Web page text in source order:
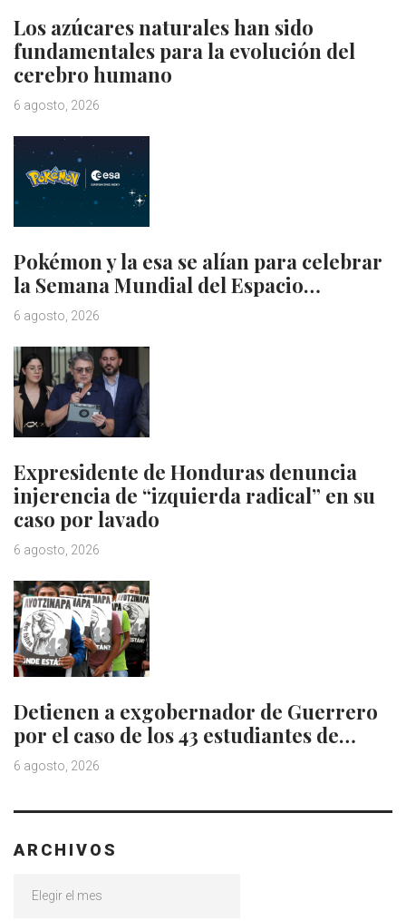
Los azúcares naturales han sido
fundamentales para la evolución del
cerebro humano
6 agosto, 2026
Pokémon y la esa se alían para celebrar
la Semana Mundial del Espacio…
6 agosto, 2026
Expresidente de Honduras denuncia
injerencia de “izquierda radical” en su
caso por lavado
6 agosto, 2026
Detienen a exgobernador de Guerrero
por el caso de los 43 estudiantes de…
6 agosto, 2026
ARCHIVOS